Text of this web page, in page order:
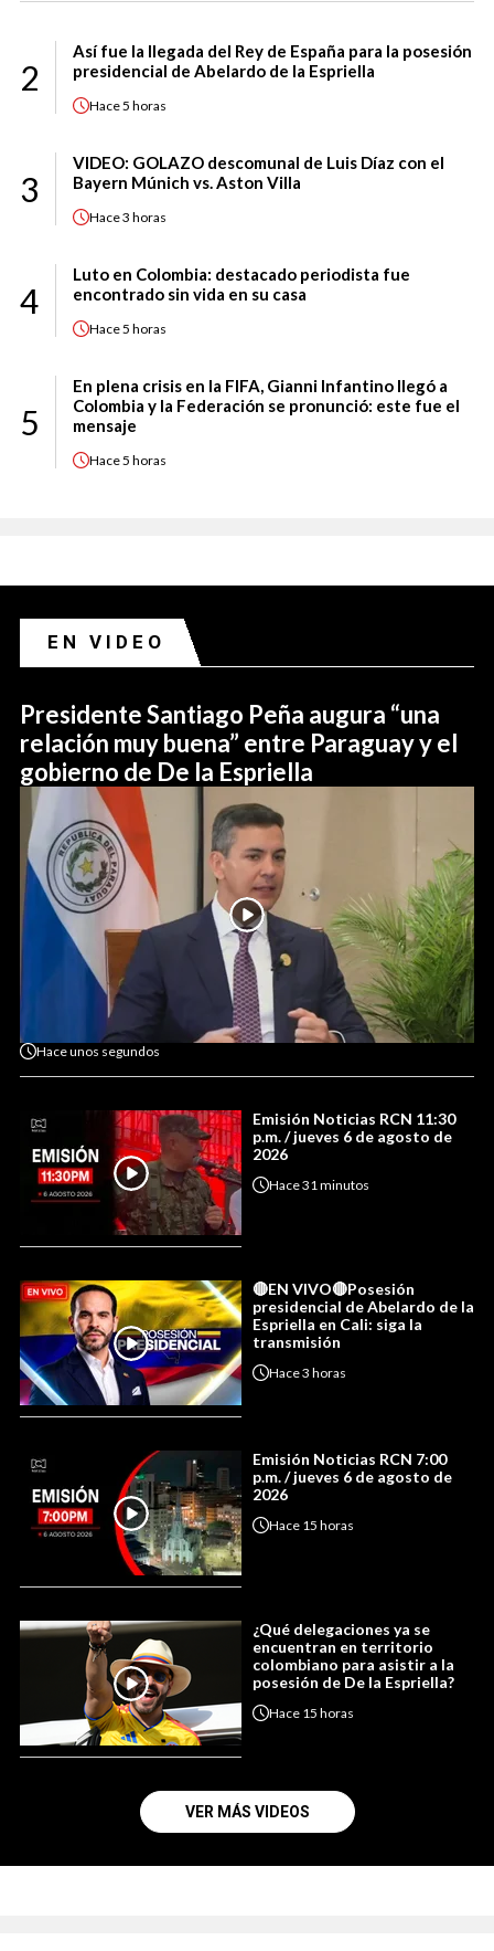
2
Así fue la llegada del Rey de España para la posesión
presidencial de Abelardo de la Espriella
Hace5 horas
3
VIDEO: GOLAZO descomunal de Luis Díaz con el
Bayern Múnich vs. Aston Villa
Hace3 horas
4
Luto en Colombia: destacado periodista fue
encontrado sin vida en su casa
Hace5 horas
5
En plena crisis en la FIFA, Gianni Infantino llegó a
Colombia y la Federación se pronunció: este fue el
mensaje
Hace5 horas
EN VIDEO
Presidente Santiago Peña augura “una
relación muy buena” entre Paraguay y el
gobierno de De la Espriella
Haceunos segundos
Emisión Noticias RCN 11:30
p.m. / jueves 6 de agosto de
2026
Hace31 minutos
🔴EN VIVO🔴Posesión
presidencial de Abelardo de la
Espriella en Cali: siga la
transmisión
Hace3 horas
Emisión Noticias RCN 7:00
p.m. / jueves 6 de agosto de
2026
Hace 15 horas
¿Qué delegaciones ya se
encuentran en territorio
colombiano para asistir a la
posesión de De la Espriella?
Hace 15 horas
VER MÁS VIDEOS